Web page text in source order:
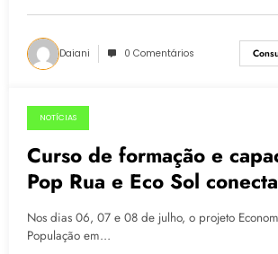
Daiani 0 Comentários
09.07.2015
NOTÍCIAS
Curso de formação e
Pop Rua e Eco Sol
Nos dias 06, 07 e 08 de julho, o projeto
População em…